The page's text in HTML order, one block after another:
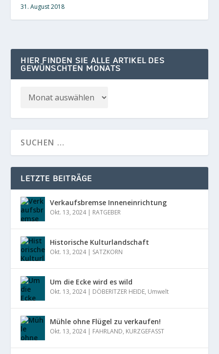
31. August 2018
HIER FINDEN SIE ALLE ARTIKEL DES
GEWÜNSCHTEN MONATS
LETZTE BEITRÄGE
Verkaufsbremse Inneneinrichtung
Okt. 13, 2024| RATGEBER
Historische Kulturlandschaft
Okt. 13, 2024| SATZKORN
Um die Ecke wird es wild
Okt. 13, 2024| DÖBERITZER HEIDE, Umwelt
Mühle ohne Flügel zu verkaufen!
Okt. 13, 2024| FAHRLAND, KURZGEFASST